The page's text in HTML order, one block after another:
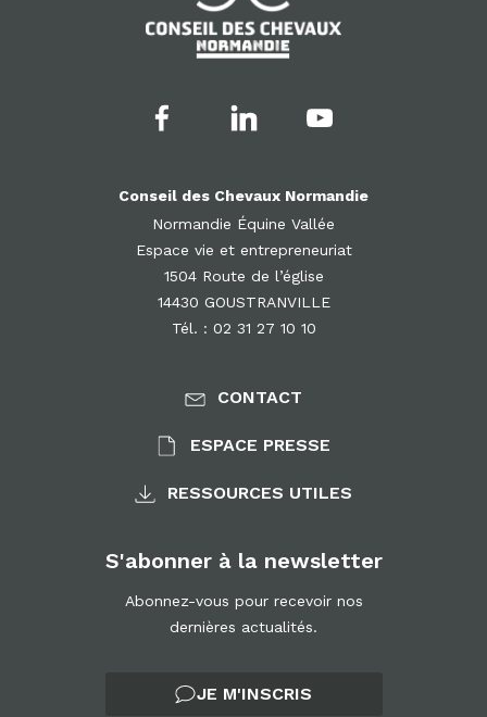
Conseil des Chevaux Normandie
Normandie Équine Vallée
Espace vie et entrepreneuriat
1504 Route de l’église
14430 GOUSTRANVILLE
Tél. : 02 31 27 10 10
CONTACT
ESPACE PRESSE
RESSOURCES UTILES
S'abonner à la newsletter
Abonnez-vous pour recevoir nos
dernières actualités.
JE M'INSCRIS